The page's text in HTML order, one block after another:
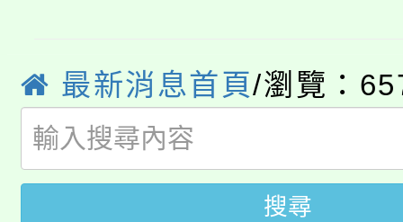
徵才活動。
YOUNG桃局內行報名
局官網。
8月14至27日，桃園電
開!
115年桃園市運動會8/
田徑場及游泳池舉行。
桃園市低收入戶享有免
最新消息首頁/瀏覽：
搜尋